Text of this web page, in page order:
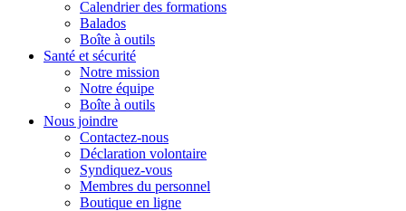
Calendrier des formations
Balados
Boîte à outils
Santé et sécurité
Notre mission
Notre équipe
Boîte à outils
Nous joindre
Contactez-nous
Déclaration volontaire
Syndiquez-vous
Membres du personnel
Boutique en ligne